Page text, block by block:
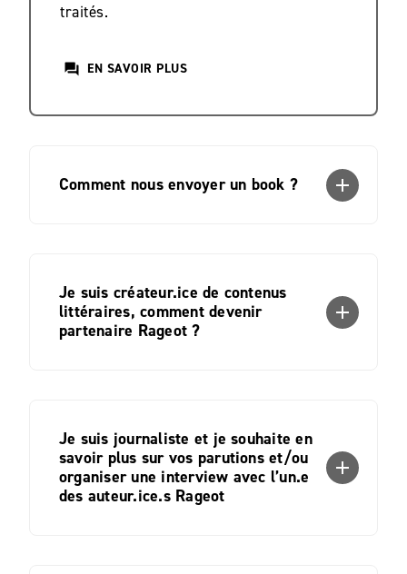
traités.
question_answer EN SAVOIR PLUS
Comment nous envoyer un book ? add
Je suis créateur.ice de contenus
littéraires, comment devenir
partenaire Rageot ?
add
Je suis journaliste et je souhaite en
savoir plus sur vos parutions et/ou
organiser une interview avec l’un.e
des auteur.ice.s Rageot
add